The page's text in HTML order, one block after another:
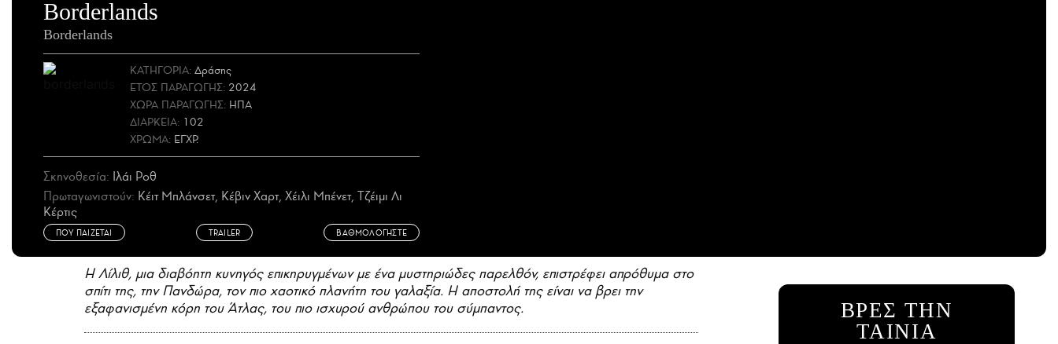
Borderlands
Borderlands
ΚΑΤΗΓΟΡΙΑ: Δράσης
ΕΤΟΣ ΠΑΡΑΓΩΓΗΣ: 2024
ΧΩΡΑ ΠΑΡΑΓΩΓΗΣ: ΗΠΑ
ΔΙΑΡΚΕΙΑ: 102
ΧΡΩΜΑ: ΕΓΧΡ.
Σκηνοθεσία: Ιλάι Ροθ
Πρωταγωνιστούν: Κέιτ Μπλάνσετ, Κέβιν Χαρτ, Χέιλι Μπένετ, Τζέιμι Λι
Κέρτις
ΠΟΥ ΠΑΙΖΕΤΑΙ TRAILER ΒΑΘΜΟΛΟΓΗΣΤΕ
Η Λίλιθ, μια διαβόητη κυνηγός επικηρυγμένων με ένα μυστηριώδες παρελθόν, επιστρέφει απρόθυμα στο
σπίτι της, την Πανδώρα, τον πιο χαοτικό πλανήτη του γαλαξία. Η αποστολή της είναι να βρει την
εξαφανισμένη κόρη του Άτλας, του πιο ισχυρού ανθρώπου του σύμπαντος.
ΒΡΕΣ ΤΗΝ
ΤΑΙΝΙΑ